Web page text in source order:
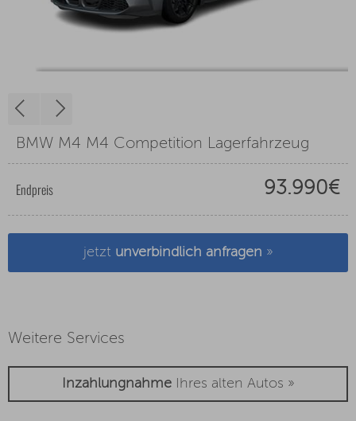
BMW M4 M4 Competition Lagerfahrzeug
Endpreis 93.990€
jetzt unverbindlich anfragen »
Weitere Services
InzahlungnahmeIhres alten Autos »